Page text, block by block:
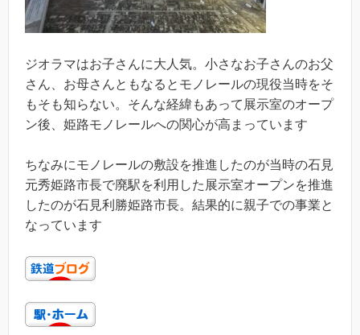
ジオラマはお子さんに大人気。小さなお子さんのお父
さん、お母さんともなるとモノレールの現役当時をそ
もそも知らない。そんな経緯もあって展示室のオープ
ン後、姫路モノレールへの関心が高まっています
ちなみにモノレールの敷設を推進したのが当時の石見
元秀姫路市長で廃駅を利用した展示室オープンを推進
したのが石見利勝姫路市長。結果的に親子での事業と
なっています